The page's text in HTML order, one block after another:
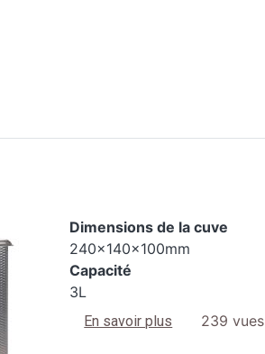
Dimensions de la cuve
240x140x100mm
Capacité
3L
En savoir plus sur 2200 S4
239 vues